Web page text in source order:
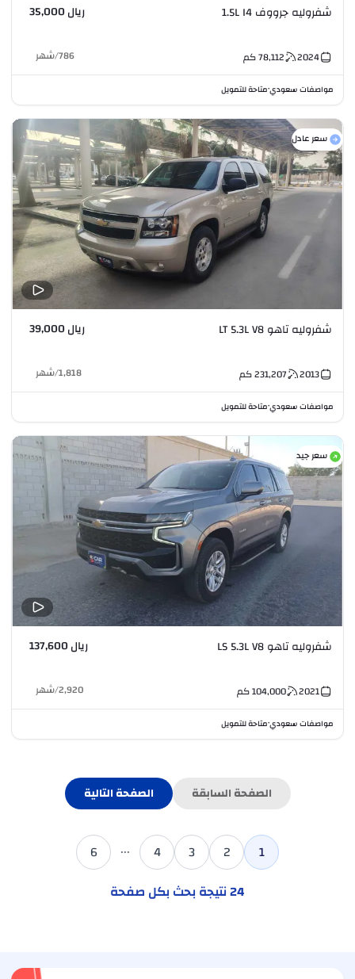
شفروليه جرووف 1.5L I4 ريال 35,000
2024
78,112كم 786
/شهر
مواصفات سعودي•متاحة للتمويل
سعر عادل
شفروليه تاهو LT 5.3L V8 ريال 39,000
2013
231,207كم 1,818
/شهر
مواصفات سعودي•متاحة للتمويل
سعر جيد
شفروليه تاهو LS 5.3L V8 ريال 137,600
2021
104,000كم 2,920
/شهر
مواصفات سعودي•متاحة للتمويل
الصفحة السابقة الصفحة التالية
1
2
3
4
...
6
24نتيجة بحث بكل صفحة